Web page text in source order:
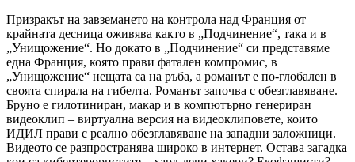
Призракът на завземането на контрола над Франция от
крайната десница оживява както в „Подчинение“, така и в
„Унищожение“. Но докато в „Подчинение“ си представяме
една Франция, която прави фатален компромис, в
„Унищожение“ нещата са на ръба, а романът е по-глобален в
своята спирала на гибелта. Романът започва с обезглавяване.
Бруно е гилотиниран, макар и в компютърно генериран
видеоклип – виртуална версия на видеоклиповете, които
ИДИЛ прави с реално обезглавяване на западни заложници.
Видеото се разпространява широко в интернет. Остава загадка